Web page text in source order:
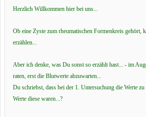
Herzlich Willkommen hier bei uns...
Ob eine Zyste zum rheumatischen Formenkreis gehört,
erzählen...
Aber ich denke, was Du sonst so erzählt hast... - im
raten, erst die Blutwerte abzuwarten...
Du schriebst, dass bei der 1. Untersuchung die Werte
Werte diese waren...?